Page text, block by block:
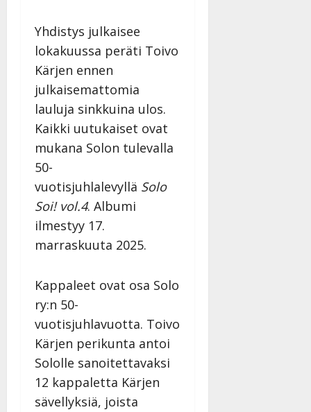
Yhdistys julkaisee
lokakuussa peräti Toivo
Kärjen ennen
julkaisemattomia
lauluja sinkkuina ulos.
Kaikki uutukaiset ovat
mukana Solon tulevalla
50-
vuotisjuhlalevyllä Solo
Soi! vol.4. Albumi
ilmestyy 17.
marraskuuta 2025.
Kappaleet ovat osa Solo
ry:n 50-
vuotisjuhlavuotta. Toivo
Kärjen perikunta antoi
Sololle sanoitettavaksi
12 kappaletta Kärjen
sävellyksiä, joista